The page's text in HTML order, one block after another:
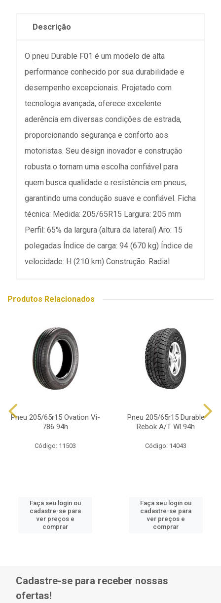
Descrição
O pneu Durable F01 é um modelo de alta
performance conhecido por sua durabilidade e
desempenho excepcionais. Projetado com
tecnologia avançada, oferece excelente
aderência em diversas condições de estrada,
proporcionando segurança e conforto aos
motoristas. Seu design inovador e construção
robusta o tornam uma escolha confiável para
quem busca qualidade e resistência em pneus,
garantindo uma condução suave e confiável. Ficha
técnica: Medida: 205/65R15 Largura: 205 mm
Perfil: 65% da largura (altura da lateral) Aro: 15
polegadas Índice de carga: 94 (670 kg) Índice de
velocidade: H (210 km) Construção: Radial
Produtos Relacionados
Pneu 205/65r15 Ovation Vi-
786 94h
Código: 11503
Faça seu login ou
cadastre-se para
ver preços e
comprar
Pneu 205/65r15 Durable
Rebok A/T Wl 94h
Código: 14043
Faça seu login ou
cadastre-se para
ver preços e
comprar
Cadastre-se para receber nossas
ofertas!